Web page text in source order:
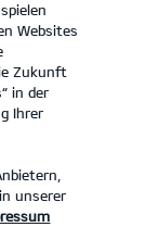
Websites
Zukunft
in der
Ihrer
unserer